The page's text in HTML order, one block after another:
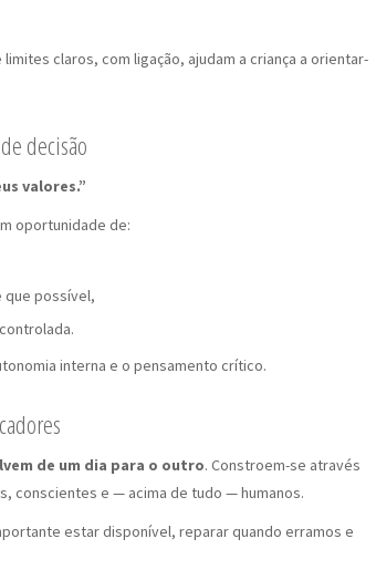
claros, com ligação, ajudam a criança a orientar-
decisão
valores.”
oportunidade de:
que possível,
interna e o pensamento crítico.
de um dia para o outro. Constroem-se através
conscientes e — acima de tudo — humanos.
estar disponível, reparar quando erramos e